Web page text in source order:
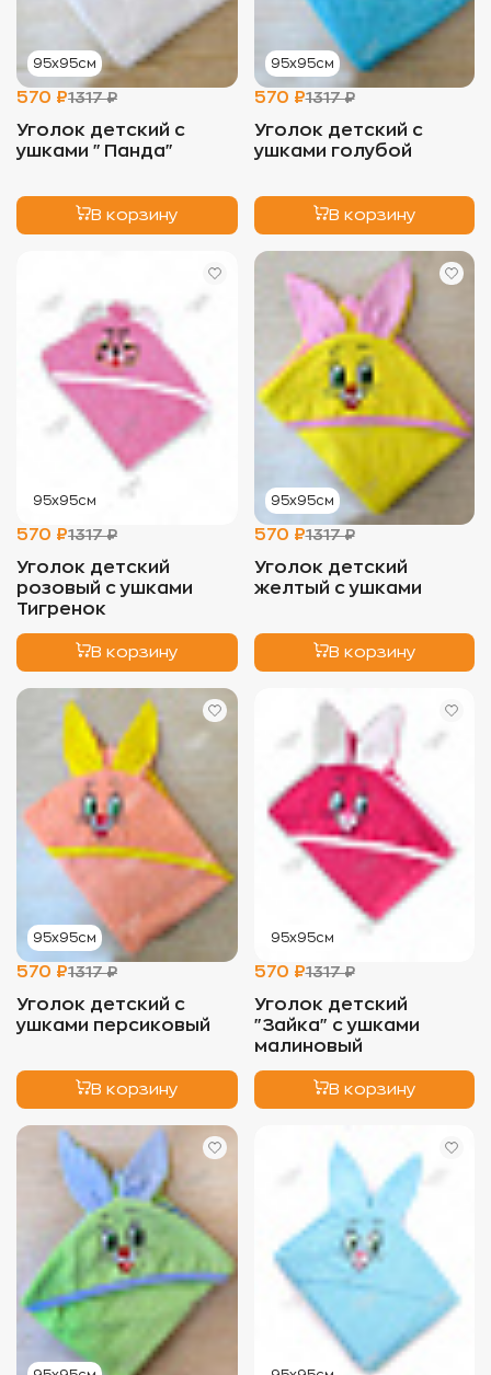
95х95см
570 ₽1317 ₽
Уголок детский с
ушками "Панда"
В корзину
95х95см
570 ₽1317 ₽
Уголок детский с
ушками голубой
В корзину
95х95см
570 ₽1317 ₽
Уголок детский
розовый с ушками
Тигренок
В корзину
95х95см
570 ₽1317 ₽
Уголок детский
желтый с ушками
В корзину
95х95см
570 ₽1317 ₽
Уголок детский с
ушками персиковый
В корзину
95х95см
570 ₽1317 ₽
Уголок детский
"Зайка" с ушками
малиновый
В корзину